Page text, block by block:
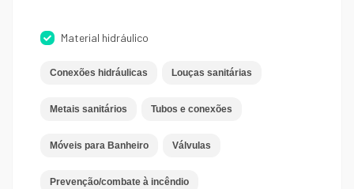
Material hidráulico
Conexões hidráulicas Louças sanitárias
Metais sanitários Tubos e conexões
Móveis para Banheiro Válvulas
Prevenção/combate à incêndio